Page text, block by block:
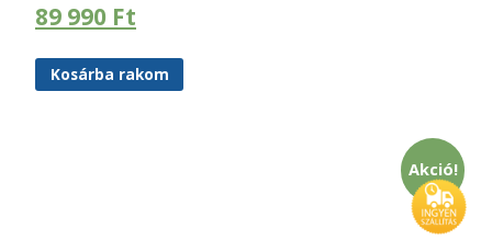
89 990 Ft
Kosárba rakom
Akció!